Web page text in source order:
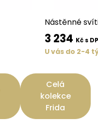
Nástěnné
3 234 Kč s
U vás do 2-4
Celá
kolekce
Frida